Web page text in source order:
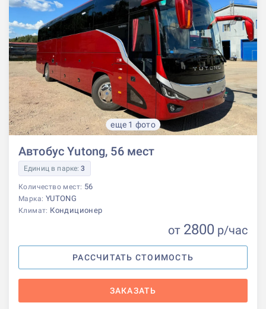
еще 1 фото
Автобус Yutong, 56 мест
Единиц в парке:3
Количество мест: 56
Марка: YUTONG
Климат: Кондиционер
от 2800 р/час
РАССЧИТАТЬ СТОИМОСТЬ
ЗАКАЗАТЬ